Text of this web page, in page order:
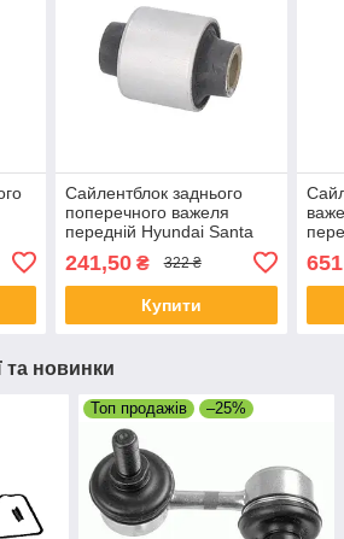
Сайлентблок заднього
поперечного важеля
передній Hyundai Santa
241,50₴ 322 ₴
Купити
651
та новинки
Топ продажів –25%